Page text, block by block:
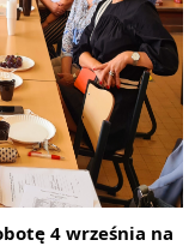
4 września na